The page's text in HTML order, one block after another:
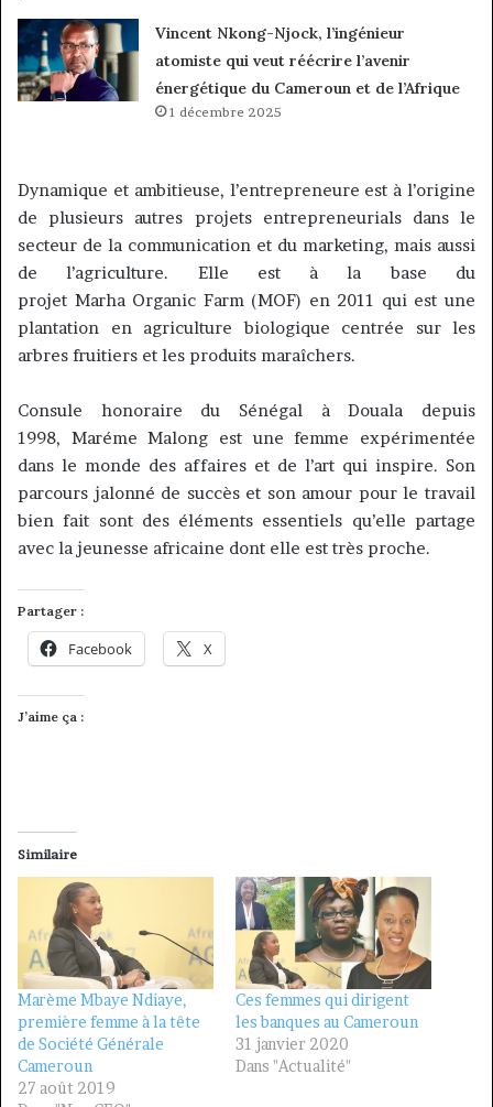
Vincent Nkong-Njock, l’ingénieur
atomiste qui veut réécrire l’avenir
énergétique du Cameroun et de l’Afrique
1 décembre 2025
Dynamique et ambitieuse, l’entrepreneure est à l’origine
de plusieurs autres projets entrepreneurials dans le
secteur de la communication et du marketing, mais aussi
de l’agriculture. Elle est à la base du
projet Marha Organic Farm (MOF) en 2011 qui est une
plantation en agriculture biologique centrée sur les
arbres fruitiers et les produits maraîchers.
Consule honoraire du Sénégal à Douala depuis
1998, Maréme Malong est une femme expérimentée
dans le monde des affaires et de l’art qui inspire. Son
parcours jalonné de succès et son amour pour le travail
bien fait sont des éléments essentiels qu’elle partage
avec la jeunesse africaine dont elle est très proche.
Partager :
Facebook X
J’aime ça :
Similaire
Marème Mbaye Ndiaye,
première femme à la tête
de Société Générale
Cameroun
27 août 2019
Ces femmes qui dirigent
les banques au Cameroun
31 janvier 2020
Dans "Actualité"